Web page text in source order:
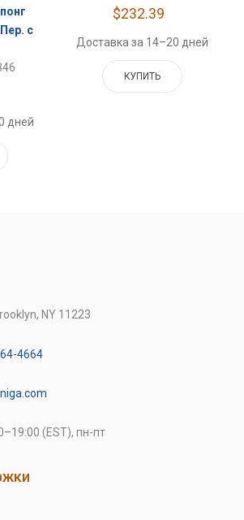
с
дней
$232.39
Доставка за 14–20 дней
КУПИТЬ
NY 11223
4664
(EST), пн-пт